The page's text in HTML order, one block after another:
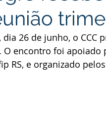
26 de junho, o CCC
encontro foi apoiado
RS, e organizado